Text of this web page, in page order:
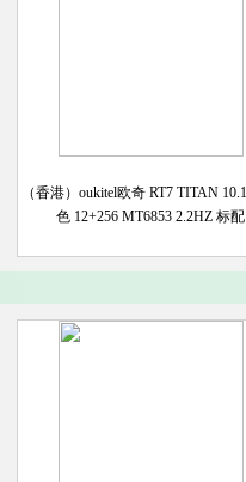
（香港）oukitel欧奇 RT7 TITAN
色 12+256 MT6853 2.2HZ 标配